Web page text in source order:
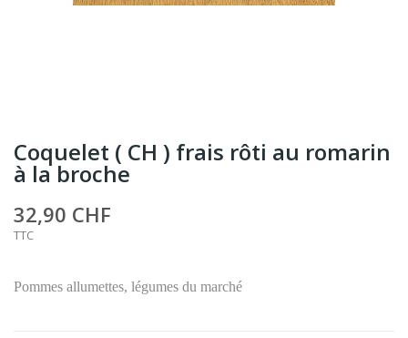
Coquelet ( CH ) frais rôti au romarin
à la broche
32,90 CHF
TTC
Pommes allumettes, légumes du marché